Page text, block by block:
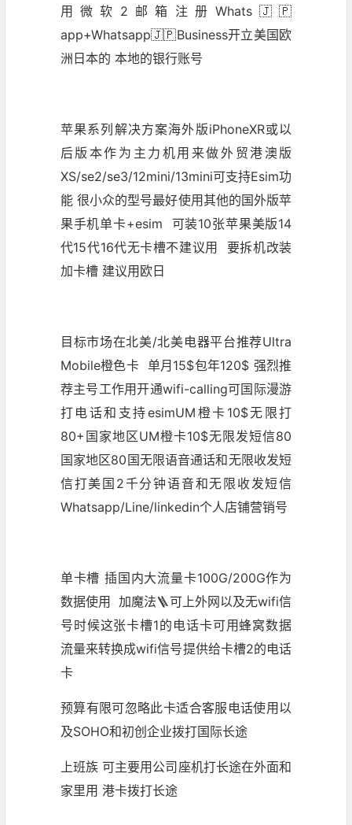
用微软2邮箱注册Whats🇯🇵
app+Whatsapp🇯🇵Business开立美国欧
洲日本的 本地的银行账号
苹果系列解决方案海外版iPhoneXR或以
后版本作为主力机用来做外贸港澳版
XS/se2/se3/12mini/13mini可支持Esim功
能 很小众的型号最好使用其他的国外版苹
果手机单卡+esim 可装10张苹果美版14
代15代16代无卡槽不建议用 要拆机改装
加卡槽 建议用欧日
目标市场在北美/北美电器平台推荐Ultra
Mobile橙色卡 单月15$包年120$ 强烈推
荐主号工作用开通wifi-calling可国际漫游
打电话和支持esimUM橙卡10$无限打
80+国家地区UM橙卡10$无限发短信80
国家地区80国无限语音通话和无限收发短
信打美国2千分钟语音和无限收发短信
Whatsapp/Line/linkedin个人店铺营销号
单卡槽 插国内大流量卡100G/200G作为
数据使用 加魔法🪜可上外网以及无wifi信
号时候这张卡槽1的电话卡可用蜂窝数据
流量来转换成wifi信号提供给卡槽2的电话
卡
预算有限可忽略此卡适合客服电话使用以
及SOHO和初创企业拨打国际长途
上班族 可主要用公司座机打长途在外面和
家里用 港卡拨打长途